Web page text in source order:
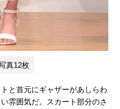
真12枚
と首元にギャザーがあしらわ
雰囲気だ。スカート部分のさ